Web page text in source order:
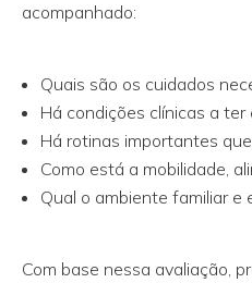
acompanhado:
Quais são os cuidados
Há condições clínicas a ter
Há rotinas importantes
Como está a mobilidade,
Qual o ambiente familiar e
Com base nessa avaliação,